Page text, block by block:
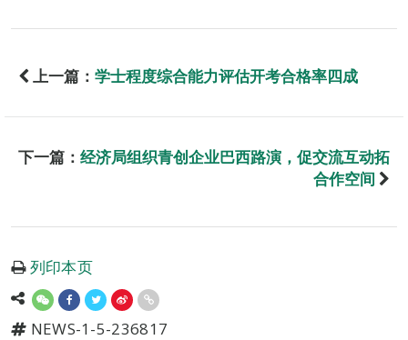
上一篇： 学士程度综合能力评估开考合格率四成
下一篇： 经济局组织青创企业巴西路演，促交流互动拓
合作空间
列印本页
NEWS-1-5-236817